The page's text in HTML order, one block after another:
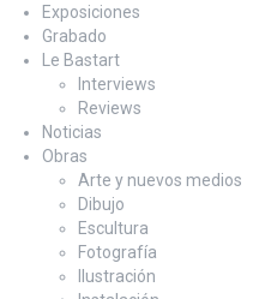
Exposiciones
Grabado
Le Bastart
Interviews
Reviews
Noticias
Obras
Arte y nuevos medios
Dibujo
Escultura
Fotografía
Ilustración